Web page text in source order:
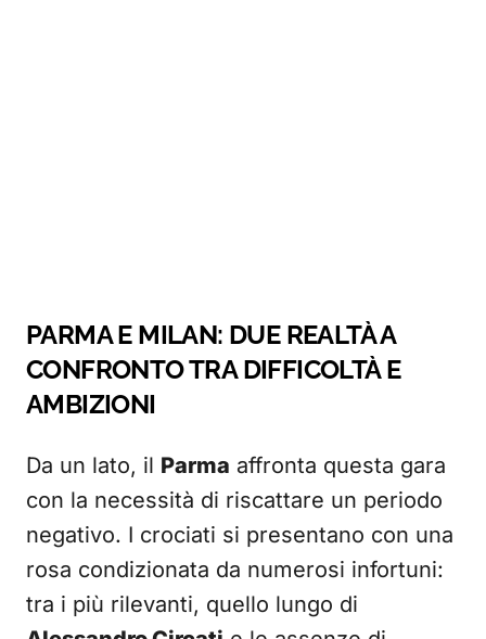
PARMA E MILAN: DUE REALTÀ A
CONFRONTO TRA DIFFICOLTÀ E
AMBIZIONI
Da un lato, il Parma affronta questa gara
con la necessità di riscattare un periodo
negativo. I crociati si presentano con una
rosa condizionata da numerosi infortuni:
tra i più rilevanti, quello lungo di